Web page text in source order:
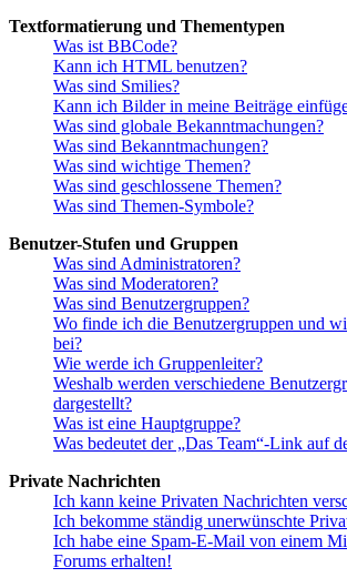
Textformatierung und Thementypen
Was ist BBCode?
Kann ich HTML benutzen?
Was sind Smilies?
Kann ich Bilder in meine Beiträge
Was sind globale Bekanntmachungen?
Was sind Bekanntmachungen?
Was sind wichtige Themen?
Was sind geschlossene Themen?
Was sind Themen-Symbole?
Benutzer-Stufen und Gruppen
Was sind Administratoren?
Was sind Moderatoren?
Was sind Benutzergruppen?
Wo finde ich die Benutzergruppen und
bei?
Wie werde ich Gruppenleiter?
Weshalb werden verschiedene
dargestellt?
Was ist eine Hauptgruppe?
Was bedeutet der „Das Team“-Link auf
Private Nachrichten
Ich kann keine Privaten Nachrichten
Ich bekomme ständig unerwünschte
Ich habe eine Spam-E-Mail von einem
Forums erhalten!